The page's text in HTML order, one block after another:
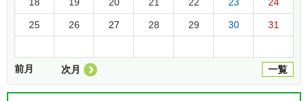
25 26 27 28 29 30 31
前月 一覧
次月